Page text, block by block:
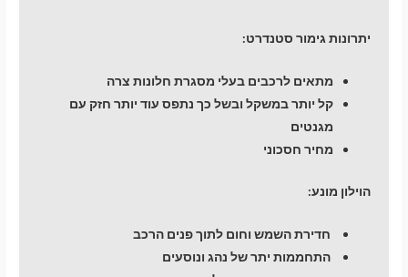
יתרונות גימור סטנדרט:
מתאים לרכבים בעלי מסגרת חלונות צרה
קל יותר במשקל ובשל כך נתפס עוד יותר חזק עם
מגנטים
מחיר חסכוני
הוילון מונע:
חדירת השמש וחום לתוך פנים הרכב
התחממות יתר של נהג ונוסעים